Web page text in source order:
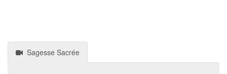
Sagesse Sacrée